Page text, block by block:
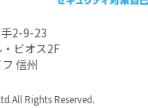
2-9-23
ビオス2F
信州
Rights Reserved.